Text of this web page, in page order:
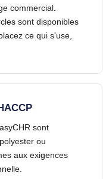
commercial.
sont disponibles
ce qui s'use,
sont
ou
aux exigences